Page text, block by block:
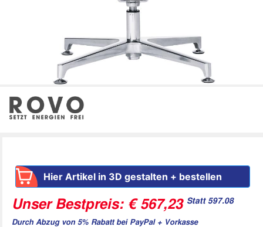
Hier Artikel in 3D gestalten + bestellen
Unser Bestpreis: € 567,23 Statt 597.08
Durch Abzug von 5% Rabatt bei PayPal + Vorkasse